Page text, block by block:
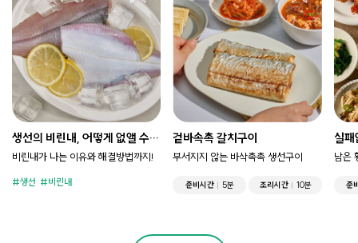
생선의 비린내, 어떻게 없앨 수
있을까?
비린내가 나는 이유와 해결방법까지!
생선 비린내
겉바속촉 갈치구이
부서지지 않는 바삭촉촉 생선구이
준비시간 5분 조리시간 10분
실
남은
준